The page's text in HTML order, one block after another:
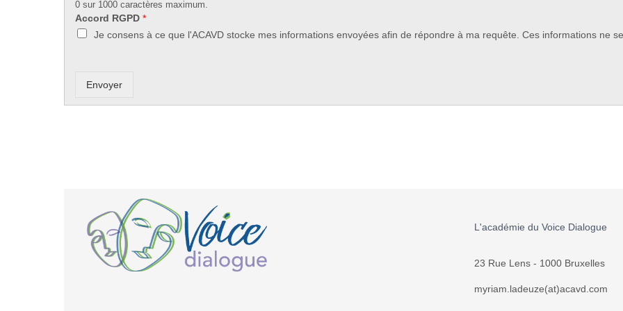
0 sur 1000 caractères maximum.
Accord RGPD *
Je consens à ce que l'ACAVD stocke mes informations envoyées afin de répondre à ma requête. Ces informations ne
Envoyer
L'académie du Voice Dialogue
23 Rue Lens - 1000 Bruxelles
myriam.ladeuze(at)acavd.com